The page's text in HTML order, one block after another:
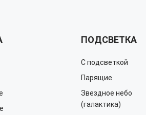
ПОДСВЕТКА
С подсветкой
Парящие
Звездное небо
(галактика)